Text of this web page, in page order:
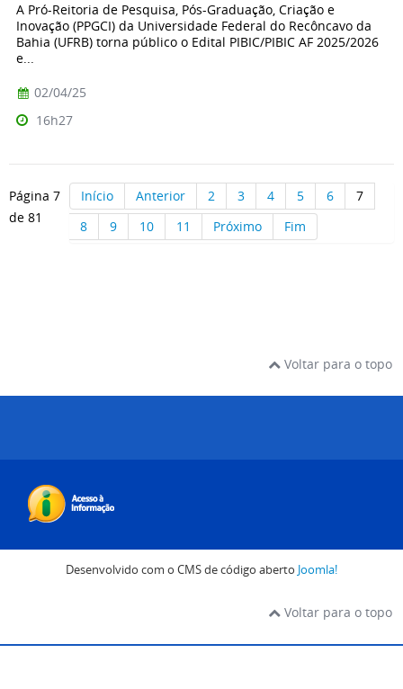
A Pró-Reitoria de Pesquisa, Pós-Graduação, Criação e
Inovação (PPGCI) da Universidade Federal do Recôncavo da
Bahia (UFRB) torna público o Edital PIBIC/PIBIC AF 2025/2026
e...
02/04/25
16h27
Página 7
de 81
Início Anterior 2 3 4 5 6
7
8
9 10 11 Próximo Fim
Voltar para o topo
Desenvolvido com o CMS de código aberto Joomla!
Voltar para o topo